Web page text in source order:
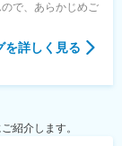
で、あらかじめご
を詳しく見る
紹介します。